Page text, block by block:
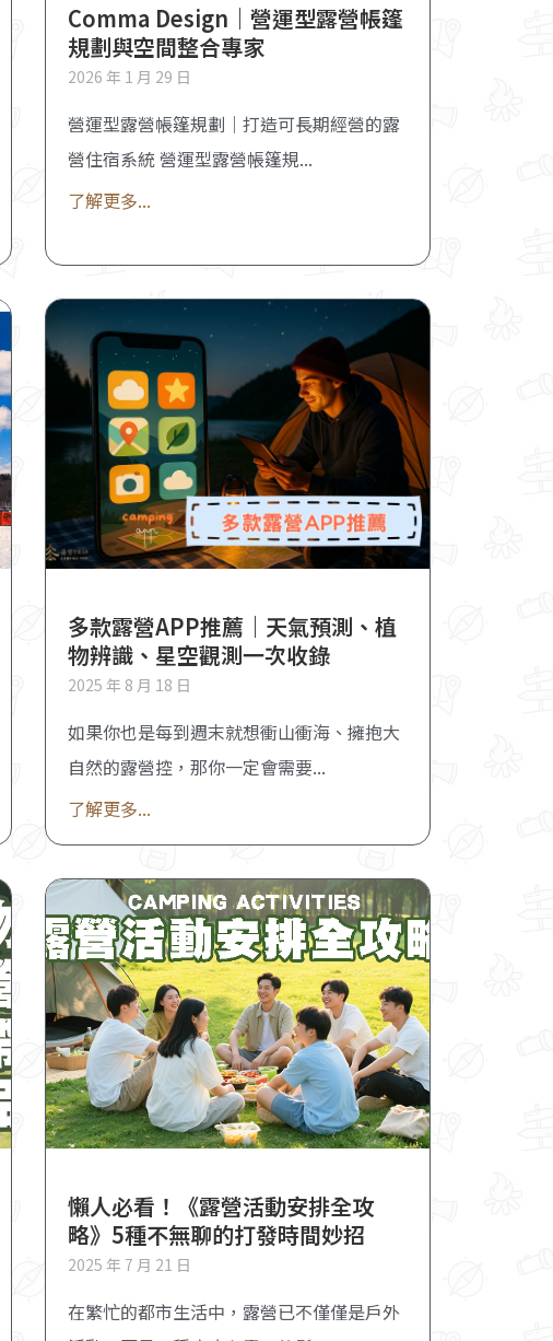
Comma Design｜營運型露營帳篷
規劃與空間整合專家
2026 年 1 月 29 日
營運型露營帳篷規劃｜打造可長期經營的露
營住宿系統 營運型露營帳篷規
了解更多...
多款露營APP推薦｜天氣預測、植
物辨識、星空觀測一次收錄
2025 年 8 月 18 日
如果你也是每到週末就想衝山衝海、擁抱大
自然的露營控，那你一定會需要
了解更多...
懶人必看！《露營活動安排全攻
略》5種不無聊的打發時間妙招
2025 年 7 月 21 日
在繁忙的都市生活中，露營已不僅僅是戶外